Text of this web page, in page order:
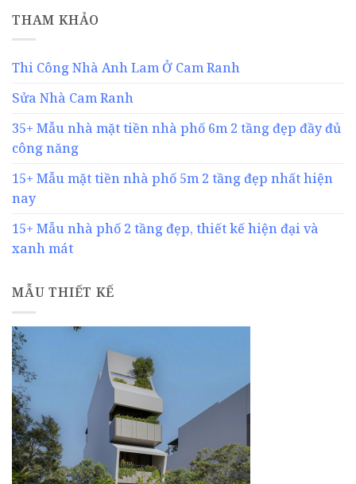
THAM KHẢO
Thi Công Nhà Anh Lam Ở Cam Ranh
Sửa Nhà Cam Ranh
35+ Mẫu nhà mặt tiền nhà phố 6m 2 tầng đẹp đầy đủ
công năng
15+ Mẫu mặt tiền nhà phố 5m 2 tầng đẹp nhất hiện
nay
15+ Mẫu nhà phố 2 tầng đẹp, thiết kế hiện đại và
xanh mát
MẪU THIẾT KẾ